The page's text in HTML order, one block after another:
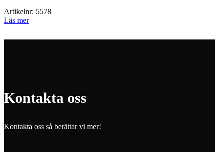
Artikelnr: 5578
Läs mer
Kontakta oss
Kontakta oss så berättar vi mer!